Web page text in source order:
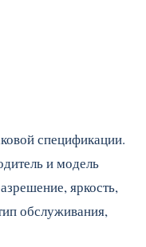
спецификации.
и модель
яркость,
обслуживания,